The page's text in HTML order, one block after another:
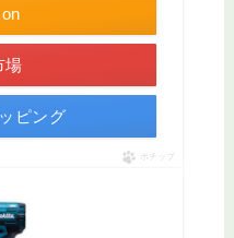
場
ピング
ポチップ